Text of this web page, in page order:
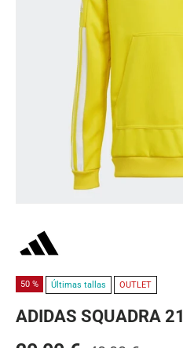
50 % Últimas tallas OUTLET
ADIDAS SQUADRA 21